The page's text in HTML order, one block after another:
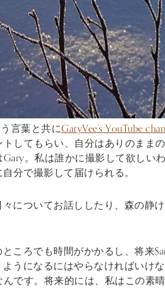
言葉と共にGaryVee’s YouTube
してもらい、自分はありのまま
。私は誰かに撮影して欲しい
分で撮影して届けられる。
についてお話ししたり、森の静
ころでも時間がかかるし、将来
うになるにはやらなければいけ
です。将来的には、私はこの素